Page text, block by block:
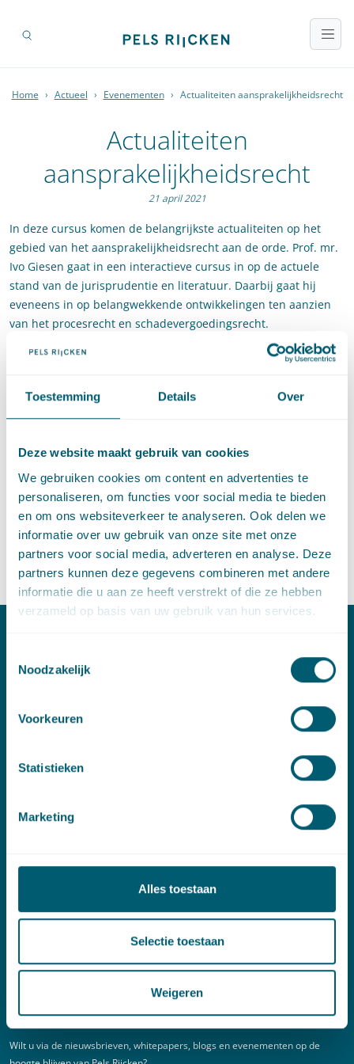
Toestemming Details Over
Deze website maakt gebruik van cookies
We gebruiken cookies om content en advertenties te
personaliseren, om functies voor social media te bieden
en om ons websiteverkeer te analyseren. Ook delen we
informatie over uw gebruik van onze site met onze
partners voor social media, adverteren en analyse. Deze
partners kunnen deze gegevens combineren met andere
informatie die u aan ze heeft verstrekt of die ze hebben
verzameld op basis van uw gebruik van hun services.
Noodzakelijk
Voorkeuren
Statistieken
Marketing
Alles toestaan
Selectie toestaan
Weigeren
Home › Actueel › Evenementen › Actualiteiten aansprakelijkheidsrecht
Actualiteiten
aansprakelijkheidsrecht
21 april 2021
In deze cursus komen de belangrijkste actualiteiten op het
gebied van het aansprakelijkheidsrecht aan de orde. Prof. mr.
Ivo Giesen gaat in een interactieve cursus in op de actuele
stand van de jurisprudentie en literatuur. Daarbij gaat hij
eveneens in op belangwekkende ontwikkelingen ten aanzien
van het procesrecht en schadevergoedingsrecht.
Prof. mr.Ivo Giessen
is hoogleraar Privaatrecht en verbonden
Informatie
Tijd: 16.00 uur tot 18.10 uur
Docenten: Ivo Giessen
PO/PE-punten: 2
Aanmelden
+31 6 20 01 08 16
New Babylon
2594 AC Den Haag
Nieuwsbrief
Wilt u via de nieuwsbrieven, whitepapers, blogs en evenementen op de